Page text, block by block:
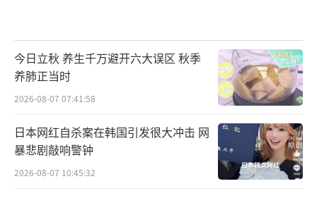
今日立秋 养生千万避开六大误区 秋季
养肺正当时
2026-08-07 07:41:58
日本网红自杀案在韩国引发很大冲击 网
暴悲剧敲响警钟
2026-08-07 10:45:32